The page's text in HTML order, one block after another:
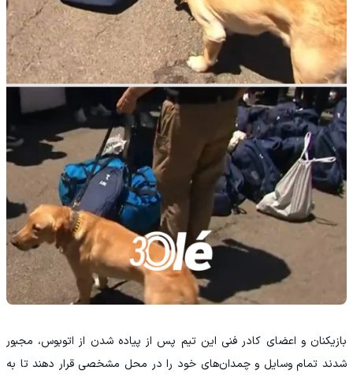
بازیکنان و اعضای کادر فنی این تیم پس از پیاده شدن از اتوبوس، مجبور
شدند تمام وسایل و چمدان‌های خود را در محل مشخصی قرار دهند تا به